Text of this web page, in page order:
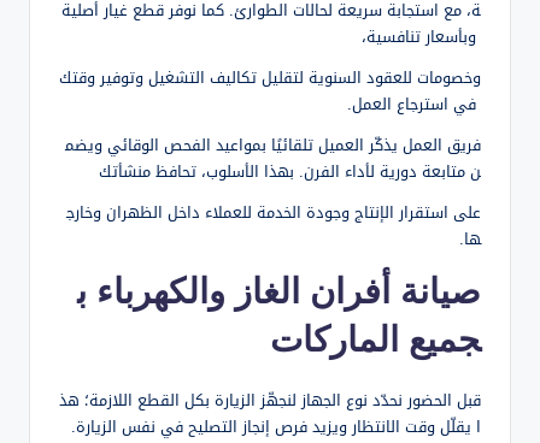
ة، مع استجابة سريعة لحالات الطوارئ. كما نوفر قطع غيار أصلية
وبأسعار تنافسية،
وخصومات للعقود السنوية لتقليل تكاليف التشغيل وتوفير وقتك
في استرجاع العمل.
فريق العمل يذكّر العميل تلقائيًا بمواعيد الفحص الوقائي ويضم
ن متابعة دورية لأداء الفرن. بهذا الأسلوب، تحافظ منشأتك
على استقرار الإنتاج وجودة الخدمة للعملاء داخل الظهران وخارج
ها.
صيانة أفران الغاز والكهرباء ب
جميع الماركات
قبل الحضور نحدّد نوع الجهاز لنجهّز الزيارة بكل القطع اللازمة؛ هذ
ا يقلّل وقت الانتظار ويزيد فرص إنجاز التصليح في نفس الزيارة.